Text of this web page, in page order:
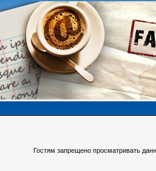
Гостям запрещено просматривать